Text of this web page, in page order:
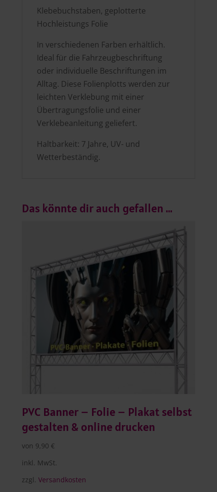
Klebebuchstaben, geplotterte
Hochleistungs Folie
In verschiedenen Farben erhältlich.
Ideal für die Fahrzeugbeschriftung
oder individuelle Beschriftungen im
Alltag. Diese Folienplotts werden zur
leichten Verklebung mit einer
Übertragungsfolie und einer
Verklebeanleitung geliefert.
Haltbarkeit: 7 Jahre, UV- und
Wetterbeständig.
Das könnte dir auch gefallen …
PVC Banner – Folie – Plakat selbst
gestalten & online drucken
von 9,90 €
inkl. MwSt.
zzgl. Versandkosten